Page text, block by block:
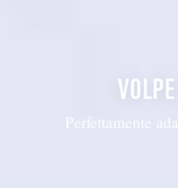
Perfettamente